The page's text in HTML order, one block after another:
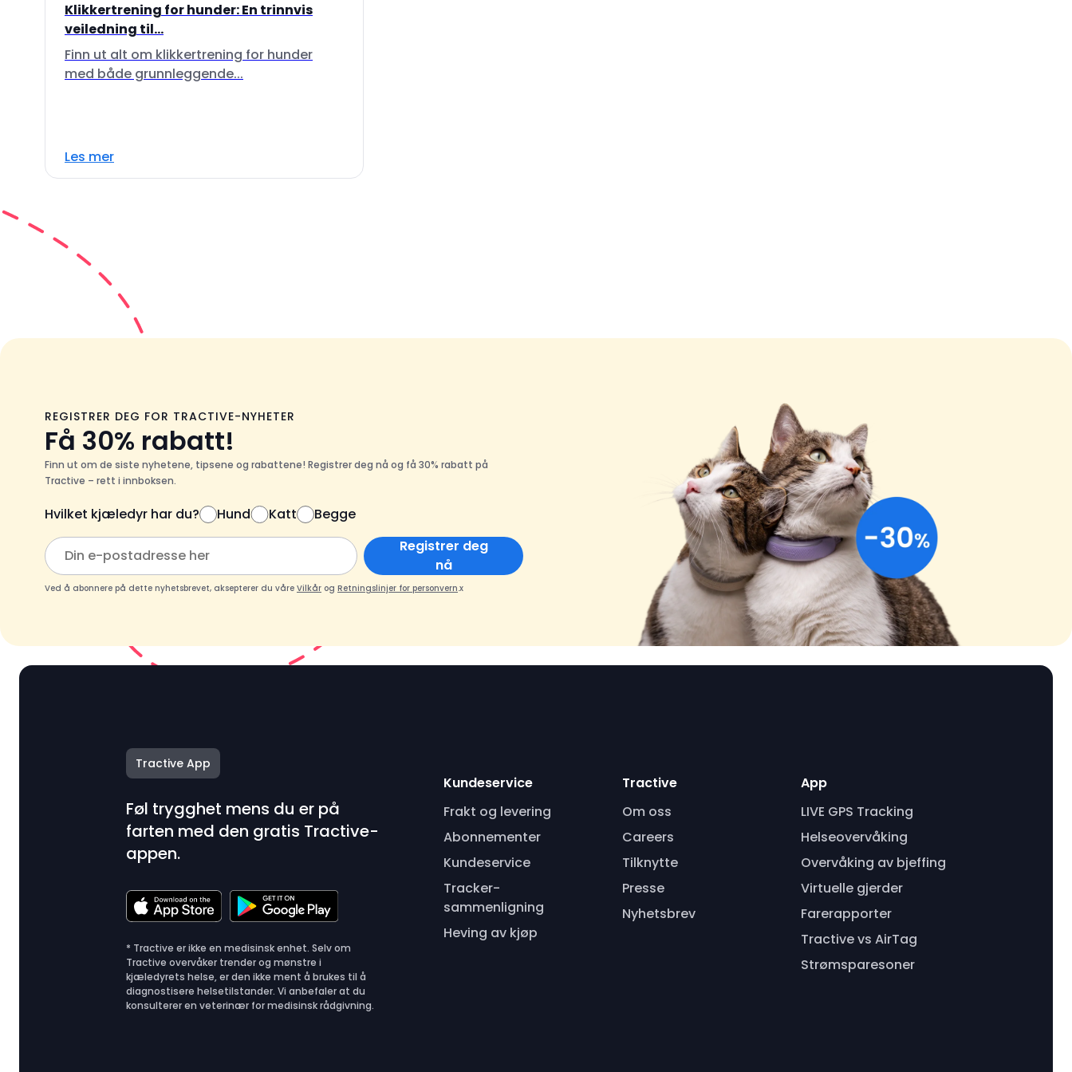
Klikkertrening for hunder: En trinnvis
veiledning til...
Finn ut alt om klikkertrening for hunder
med både grunnleggende...
Les mer
REGISTRER DEG FOR TRACTIVE-NYHETER
Få 30% rabatt!
Finn ut om de siste nyhetene, tipsene og rabattene! Registrer deg nå og få 30% rabatt på
Tractive – rett i innboksen.
Hvilket kjæledyr har du? Hund Katt
Begge
Registrer deg
nå
Ved å abonnere på dette nyhetsbrevet, aksepterer du våre Vilkår og Retningslinjer for personvern.x
Tractive App
Føl trygghet mens du er på
farten med den gratis Tractive-
appen.
* Tractive er ikke en medisinsk enhet. Selv om
Tractive overvåker trender og mønstre i
kjæledyrets helse, er den ikke ment å brukes til å
diagnostisere helsetilstander. Vi anbefaler at du
konsulterer en veterinær for medisinsk rådgivning.
Kundeservice
Frakt og levering
Abonnementer
Kundeservice
Tracker-
sammenligning
Heving av kjøp
Tractive
Om oss
Careers
Tilknytte
Presse
Nyhetsbrev
App
LIVE GPS Tracking
Helseovervåking
Overvåking av bjeffing
Virtuelle gjerder
Farerapporter
Tractive vs AirTag
Strømsparesoner